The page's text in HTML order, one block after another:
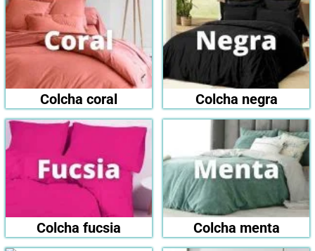
Colcha coral Colcha negra
Colcha fucsia Colcha menta